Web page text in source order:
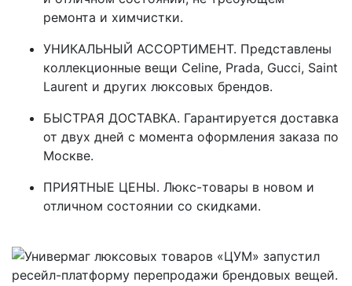
ремонта и химчистки.
УНИКАЛЬНЫЙ АССОРТИМЕНТ. Представлены
коллекционные вещи Celine, Prada, Gucci, Saint
Laurent и других люксовых брендов.
БЫСТРАЯ ДОСТАВКА. Гарантируется доставка
от двух дней с момента оформления заказа по
Москве.
ПРИЯТНЫЕ ЦЕНЫ. Люкс-товары в новом и
отличном состоянии со скидками.